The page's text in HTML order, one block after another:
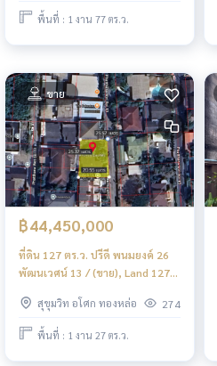
พื้นที่ : 1 งาน 77 ตร.ว.
ขาย
฿44,450,000
ที่ดิน 127 ตร.ว. ปรีดี พนมยงค์ 26
พัฒนเวศน์ 13 / (ขาย), Land 127
Phatthanawet 13 / (FOR SALE)
NS011
สุขุมวิท อโศก ทองหล่อ 274
พื้นที่ : 1 งาน 27 ตร.ว.